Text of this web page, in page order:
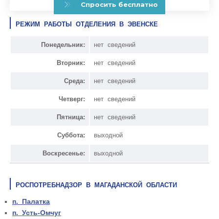
РЕЖИМ РАБОТЫ ОТДЕЛЕНИЯ В ЭВЕНСКЕ
Понедельник: нет сведений
Вторник: нет сведений
Среда: нет сведений
Четверг: нет сведений
Пятница: нет сведений
Суббота: выходной
Воскресенье: выходной
РОСПОТРЕБНАДЗОР В МАГАДАНСКОЙ ОБЛАСТИ
п. Палатка
п. Усть-Омчуг